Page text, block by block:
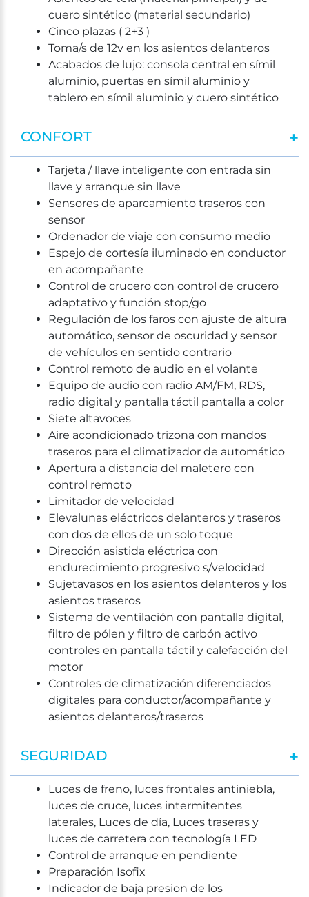
cuero sintético (material secundario)
Cinco plazas ( 2+3 )
Toma/s de 12v en los asientos delanteros
Acabados de lujo: consola central en símil
aluminio, puertas en símil aluminio y
tablero en símil aluminio y cuero sintético
CONFORT
Tarjeta / llave inteligente con entrada sin
llave y arranque sin llave
Sensores de aparcamiento traseros con
sensor
Ordenador de viaje con consumo medio
Espejo de cortesía iluminado en conductor
en acompañante
Control de crucero con control de crucero
adaptativo y función stop/go
Regulación de los faros con ajuste de altura
automático, sensor de oscuridad y sensor
de vehículos en sentido contrario
Control remoto de audio en el volante
Equipo de audio con radio AM/FM, RDS,
radio digital y pantalla táctil pantalla a color
Siete altavoces
Aire acondicionado trizona con mandos
traseros para el climatizador de automático
Apertura a distancia del maletero con
control remoto
Limitador de velocidad
Elevalunas eléctricos delanteros y traseros
con dos de ellos de un solo toque
Dirección asistida eléctrica con
endurecimiento progresivo s/velocidad
Sujetavasos en los asientos delanteros y los
asientos traseros
Sistema de ventilación con pantalla digital,
filtro de pólen y filtro de carbón activo
controles en pantalla táctil y calefacción del
motor
Controles de climatización diferenciados
digitales para conductor/acompañante y
asientos delanteros/traseros
SEGURIDAD
Luces de freno, luces frontales antiniebla,
luces de cruce, luces intermitentes
laterales, Luces de día, Luces traseras y
luces de carretera con tecnología LED
Control de arranque en pendiente
Preparación Isofix
Indicador de baja presion de los